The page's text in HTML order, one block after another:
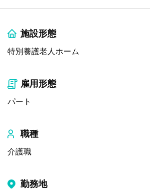
施設形態
特別養護老人ホーム
雇用形態
パート
職種
介護職
勤務地